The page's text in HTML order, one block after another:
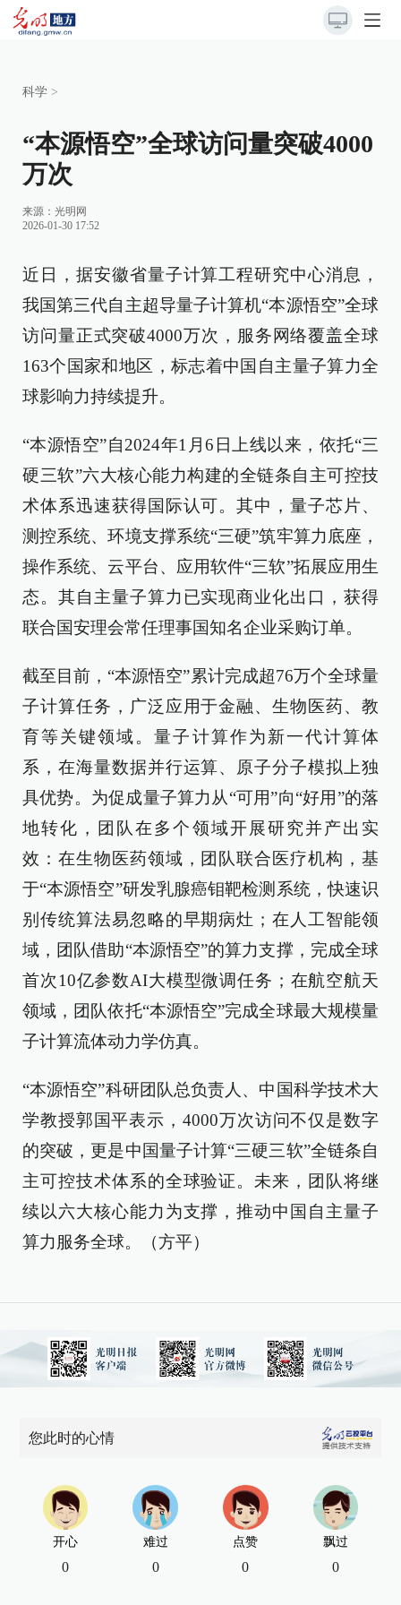
科学 >
“本源悟空”全球访问量突破4000
万次
来源： 光明网
2026-01-30 17:52
近日，据安徽省量子计算工程研究中心消息，
我国第三代自主超导量子计算机“本源悟空”全球
访问量正式突破4000万次，服务网络覆盖全球
163个国家和地区，标志着中国自主量子算力全
球影响力持续提升。
“本源悟空”自2024年1月6日上线以来，依托“三
硬三软”六大核心能力构建的全链条自主可控技
术体系迅速获得国际认可。其中，量子芯片、
测控系统、环境支撑系统“三硬”筑牢算力底座，
操作系统、云平台、应用软件“三软”拓展应用生
态。其自主量子算力已实现商业化出口，获得
联合国安理会常任理事国知名企业采购订单。
截至目前，“本源悟空”累计完成超76万个全球量
子计算任务，广泛应用于金融、生物医药、教
育等关键领域。量子计算作为新一代计算体
系，在海量数据并行运算、原子分子模拟上独
具优势。为促成量子算力从“可用”向“好用”的落
地转化，团队在多个领域开展研究并产出实
效：在生物医药领域，团队联合医疗机构，基
于“本源悟空”研发乳腺癌钼靶检测系统，快速识
别传统算法易忽略的早期病灶；在人工智能领
域，团队借助“本源悟空”的算力支撑，完成全球
首次10亿参数AI大模型微调任务；在航空航天
领域，团队依托“本源悟空”完成全球最大规模量
子计算流体动力学仿真。
“本源悟空”科研团队总负责人、中国科学技术大
学教授郭国平表示，4000万次访问不仅是数字
的突破，更是中国量子计算“三硬三软”全链条自
主可控技术体系的全球验证。未来，团队将继
续以六大核心能力为支撑，推动中国自主量子
算力服务全球。（方平）
您此时的心情
开心
0
难过
0
点赞
0
飘过
0